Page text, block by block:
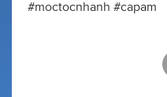
#moctocnhanh #capam